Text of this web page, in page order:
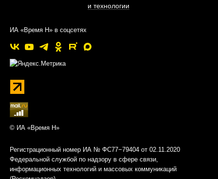
и технологии
ИА «Время Н» в соцсетях
© ИА «Время Н»
Регистрационный номер ИА № ФС77−79404 от 02.11.2020
Федеральной службой по надзору в сфере связи,
информационных технологий и массовых коммуникаций